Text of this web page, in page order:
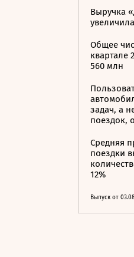
Выручка
Общее
квартале
560 млн
задач, а
поездок,
Средняя
поездки
12%
Выпуск от